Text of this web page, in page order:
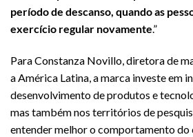
período de descanso, quando as
exercício regular novamente.”
Para Constanza Novillo, diretora de
a América Latina, a marca investe em
desenvolvimento de produtos e
mas também nos territórios de
entender melhor o comportamento do